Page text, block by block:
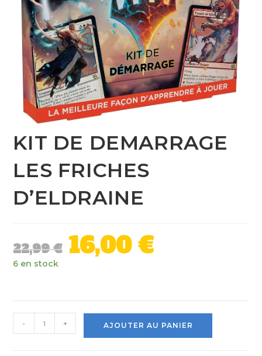
KIT DE DEMARRAGE
LES FRICHES
D’ELDRAINE
22,99€ 16,00€
6 en stock
- + AJOUTER AU PANIER